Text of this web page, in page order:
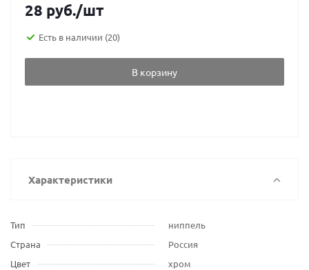
28 руб./шт
Есть в наличии (20)
В корзину
Характеристики
Тип
ниппель
Страна
Россия
Цвет
хром